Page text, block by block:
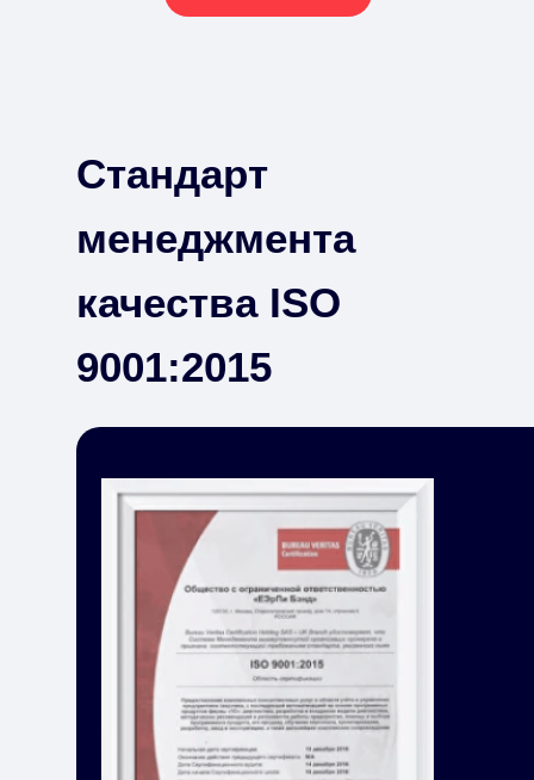
Стандарт
менеджмента
качества ISO
9001:2015